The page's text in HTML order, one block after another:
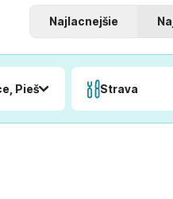
Najlacnejšie
Piešťany, PopradStrava